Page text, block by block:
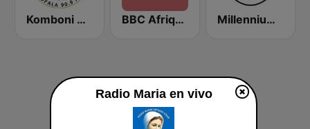
Komboni Radio BBC Afrique Millennium Radio
Radio Maria en vivo